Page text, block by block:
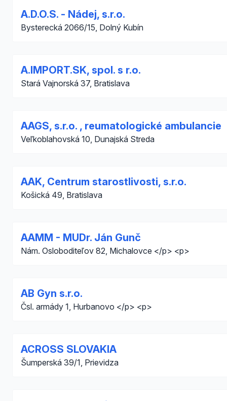
A.D.O.S. - Nádej, s.r.o.
Bysterecká 2066/15, Dolný Kubín
A.IMPORT.SK, spol. s r.o.
Stará Vajnorská 37, Bratislava
AAGS, s.r.o. , reumatologické ambulancie
Veľkoblahovská 10, Dunajská Streda
AAK, Centrum starostlivosti, s.r.o.
Košická 49, Bratislava
AAMM - MUDr. Ján Gunč
Nám. Osloboditeľov 82, Michalovce </p> <p>
AB Gyn s.r.o.
Čsl. armády 1, Hurbanovo </p> <p>
ACROSS SLOVAKIA
Šumperská 39/1, Prievidza